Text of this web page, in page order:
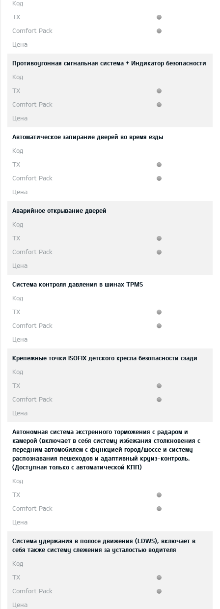
Противоугонная сигнальная система + Индикатор безопасности
Автоматическое запирание дверей во время езды
Аварийное открывание дверей
Система контроля давления в шинах TPMS
Крепежные точки ISOFIX детского кресла безопасности сзади
Автономная система экстренного торможения с радаром и
камерой (включает в себя систему избежания столкновения с
передним автомобилем с функцией город/шоссе и систему
распознавания пешеходов и адаптивный круиз-контроль.
(Доступная только с автоматической КПП)
Система удержания в полосе движения (LDWS), включает в
себя также систему слежения за усталостью водителя